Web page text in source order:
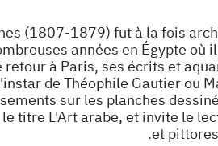
(1807-1879) fut à la fois
années en Égypte
retour à Paris, ses écrits et
de Théophile Gautier ou
sur les planches
titre L'Art arabe, et invite le
et